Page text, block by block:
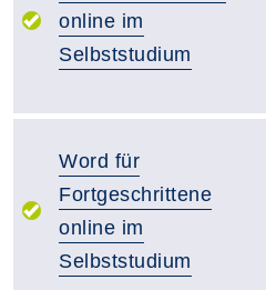
online im
Selbststudium
Word für
Fortgeschrittene
online im
Selbststudium